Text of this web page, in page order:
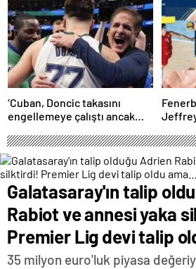
‘Cuban, Doncic takasını
engellemeye çalıştı ancak
Haberleri
Galatasaray'ın talip
Rabiot ve annesi yaka
Premier Lig devi talip
35 milyon euro'luk piyasa